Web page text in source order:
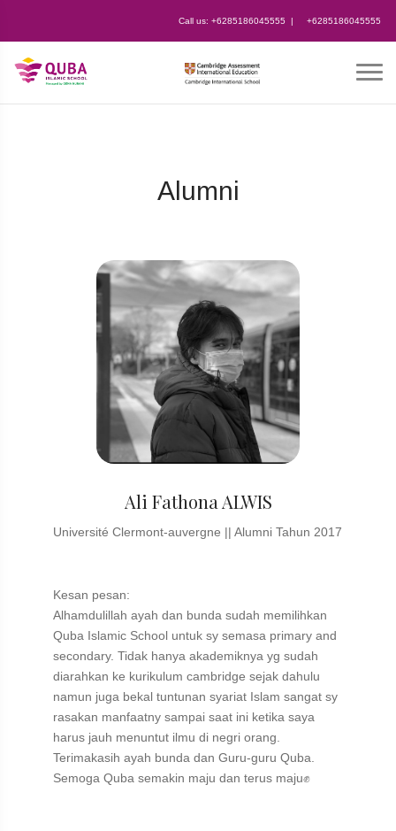
Call us: +6285186045555 | +6285186045555
Alumni
Ali Fathona ALWIS
Université Clermont-auvergne || Alumni Tahun 2017
Kesan pesan:
Alhamdulillah ayah dan bunda sudah memilihkan
Quba Islamic School untuk sy semasa primary and
secondary. Tidak hanya akademiknya yg sudah
diarahkan ke kurikulum cambridge sejak dahulu
namun juga bekal tuntunan syariat Islam sangat sy
rasakan manfaatny sampai saat ini ketika saya
harus jauh menuntut ilmu di negri orang.
Terimakasih ayah bunda dan Guru-guru Quba.
Semoga Quba semakin maju dan terus maju✊